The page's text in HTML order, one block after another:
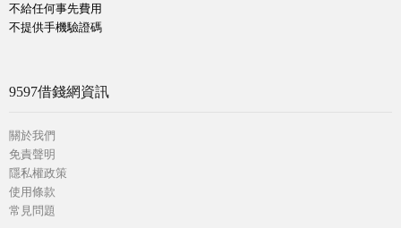
不給任何事先費用
不提供手機驗證碼
9597借錢網資訊
關於我們
免責聲明
隱私權政策
使用條款
常見問題